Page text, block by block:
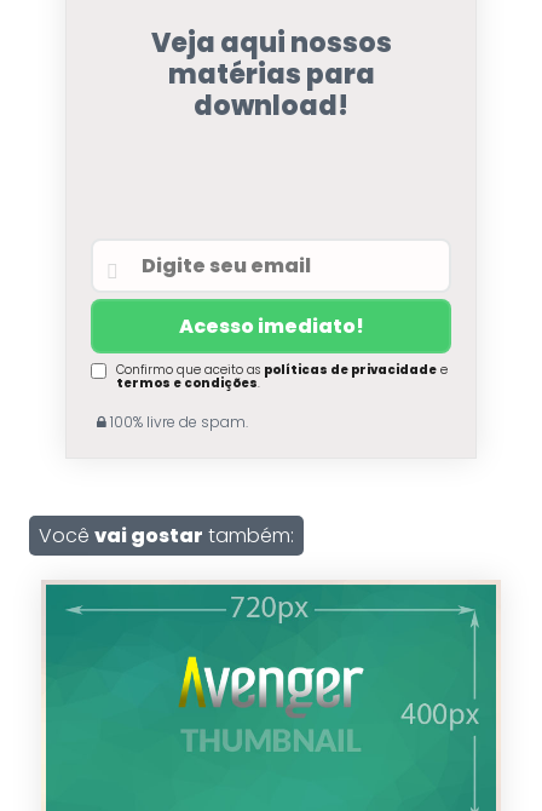
Veja aqui nossos
matérias para
download!
Confirmo que aceito as políticas de privacidadee
termos e condições.
100% livre de spam.
Você vai gostar também: